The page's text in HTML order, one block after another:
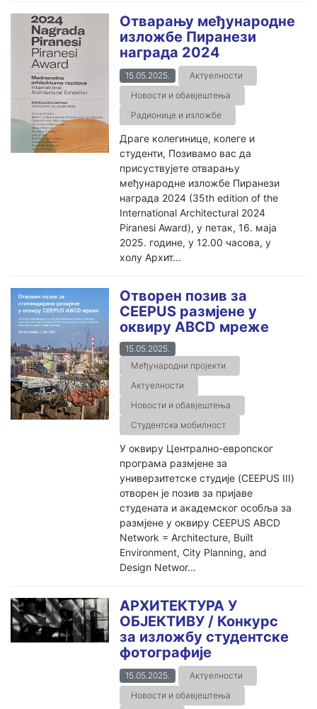
Отварању међународне
изложбе Пиранези
награда 2024
15.05.2025.
Актуелности
Новости и обавјештења
Радионице и изложбе
Драге колегинице, колеге и
студенти, Позивамо вас да
присуствујете отварању
међународне изложбе Пиранези
награда 2024 (35th edition of the
International Architectural 2024
Piranesi Award), у петак, 16. маја
2025. године, у 12.00 часова, у
холу Архит...
Отворен позив за
CEEPUS размјене у
оквиру ABCD мреже
15.05.2025.
Међународни пројекти
Актуелности
Новости и обавјештења
Студентска мобилност
У оквиру Централно-европског
програма размјене за
универзитетске студије (CEEPUS III)
отворен је позив за пријаве
студенатa и академског особљa за
размјене у оквиру CEEPUS ABCD
Network = Architecture, Built
Environment, City Planning, and
Design Networ...
АРХИТЕКТУРА У
ОБЈЕКТИВУ / Конкурс
за изложбу студентске
фотографије
15.05.2025.
Актуелности
Новости и обавјештења